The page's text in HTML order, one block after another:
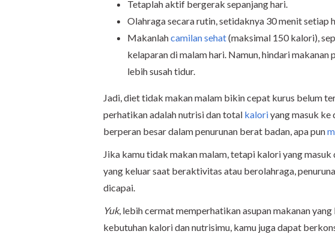
Tetaplah aktif bergerak sepanjang hari.
Olahraga secara rutin, setidaknya 30 menit setiap
Makanlahcamilan sehat(maksimal 150 kalori),
kelaparan di malam hari. Namun, hindari
lebih susah tidur.
Jadi, diet tidak makan malam bikin cepat kurus belum
perhatikan adalah nutrisi dan total kaloriyang masuk ke
berperan besar dalam penurunan berat badan, apa pun
Jika kamu tidak makan malam, tetapi kalori yang
yang keluar saat beraktivitas atau berolahraga,
dicapai.
Yuk, lebih cermat memperhatikan asupan makanan
kebutuhan kalori dan nutrisimu, kamu juga dapat